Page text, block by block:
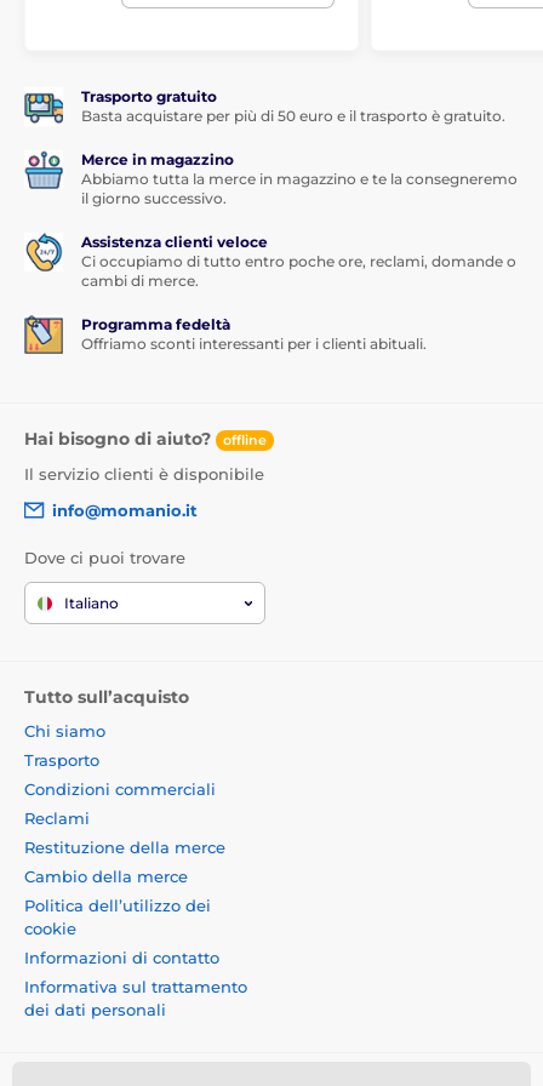
Trasporto gratuito
Basta acquistare per più di 50 euro e il trasporto è gratuito.
Merce in magazzino
Abbiamo tutta la merce in magazzino e te la consegneremo
il giorno successivo.
Assistenza clienti veloce
Ci occupiamo di tutto entro poche ore, reclami, domande o
cambi di merce.
Programma fedeltà
Offriamo sconti interessanti per i clienti abituali.
Hai bisogno di aiuto? offline
Il servizio clienti è disponibile
info@momanio.it
Dove ci puoi trovare
Italiano
Tutto sull’acquisto
Chi siamo
Trasporto
Condizioni commerciali
Reclami
Restituzione della merce
Cambio della merce
Politica dell’utilizzo dei
cookie
Informazioni di contatto
Informativa sul trattamento
dei dati personali